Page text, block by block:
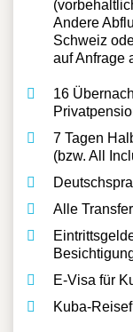
Iberia, Air
Andere
Schweiz
16
7 Tagen
(bzw. All
Alle
E-Visa für